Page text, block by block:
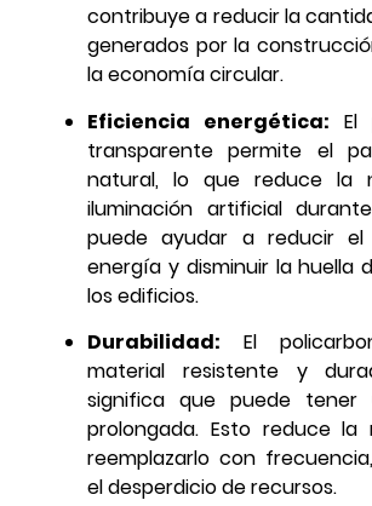
contribuye a reducir la
generados por la
la economía circular.
Eficiencia energética: El
transparente permite el
natural, lo que reduce la
iluminación artificial
puede ayudar a reducir
energía y disminuir la huella
los edificios.
Durabilidad: El
material resistente y
significa que puede
prolongada. Esto reduce la
reemplazarlo con
el desperdicio de recursos.